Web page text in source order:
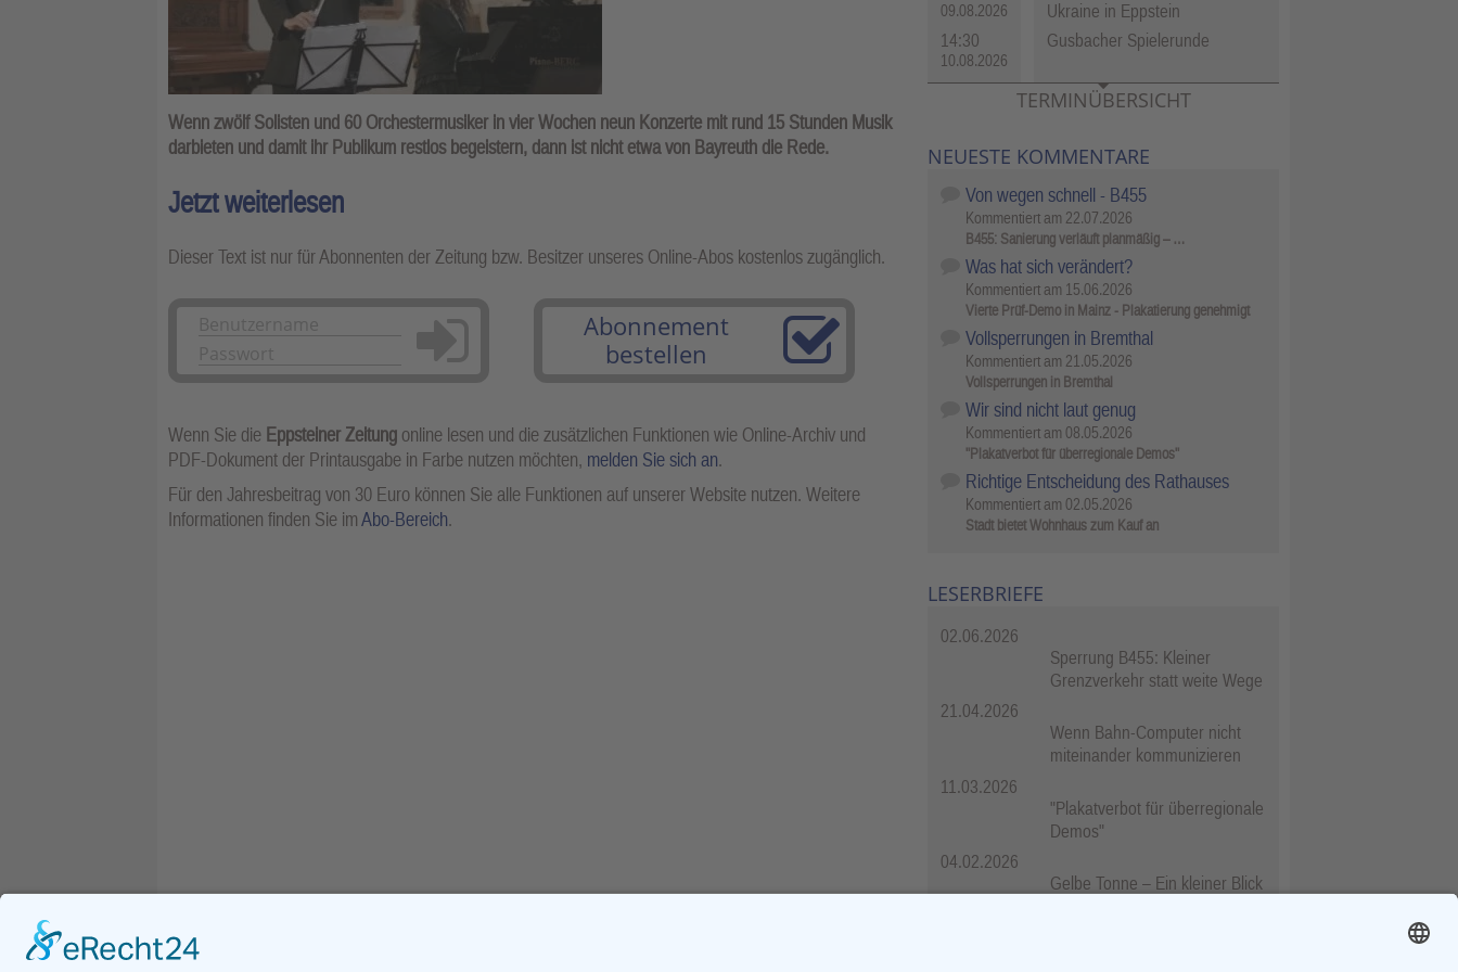
Wenn zwölf Solisten und 60 Orchestermusiker in vier Wochen neun Konzerte mit rund 15 Stunden Musik
darbieten und damit ihr Publikum restlos begeistern, dann ist nicht etwa von Bayreuth die Rede.
Jetzt weiterlesen
Dieser Text ist nur für Abonnenten der Zeitung bzw. Besitzer unseres Online-Abos kostenlos zugänglich.
Anmelden
Abonnement
bestellen
Wenn Sie die Eppsteiner Zeitung online lesen und die zusätzlichen Funktionen wie Online-Archiv und
PDF-Dokument der Printausgabe in Farbe nutzen möchten, melden Sie sich an.
Für den Jahresbeitrag von 30 Euro können Sie alle Funktionen auf unserer Website nutzen. Weitere
Informationen finden Sie imAbo-Bereich.
09.08.2026
Ukraine in Eppstein
14:30
10.08.2026
Gusbacher Spielerunde
TERMINÜBERSICHT
NEUESTE KOMMENTARE
Von wegen schnell - B455
Kommentiert am 22.07.2026
B455: Sanierung verläuft planmäßig – …
Was hat sich verändert?
Kommentiert am 15.06.2026
Vierte Prüf-Demo in Mainz - Plakatierung genehmigt
Vollsperrungen in Bremthal
Kommentiert am 21.05.2026
Vollsperrungen in Bremthal
Wir sind nicht laut genug
Kommentiert am 08.05.2026
"Plakatverbot für überregionale Demos"
Richtige Entscheidung des Rathauses
Kommentiert am 02.05.2026
Stadt bietet Wohnhaus zum Kauf an
LESERBRIEFE
02.06.2026
Sperrung B455: Kleiner
Grenzverkehr statt weite Wege
21.04.2026
Wenn Bahn-Computer nicht
miteinander kommunizieren
11.03.2026
"Plakatverbot für überregionale
Demos"
04.02.2026
Gelbe Tonne – Ein kleiner Blick